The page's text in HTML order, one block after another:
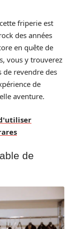
friperie est
des années
en quête de
vous y trouverez
de revendre des
de
aventure.
de